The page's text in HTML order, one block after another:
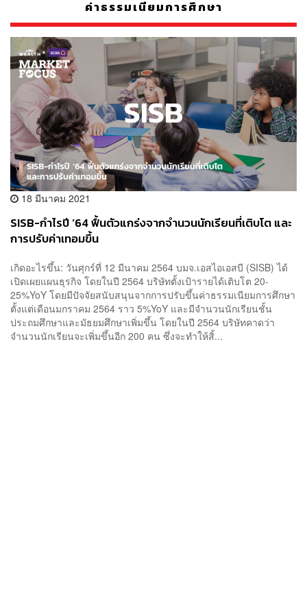
ค่าธรรมเนียมการศึกษา
18 มีนาคม 2021
SISB-กำไรปี ‘64 ฟื้นตัวแกร่งจากจำนวนนักเรียนที่เติบโต และ
การปรับค่าเทอมขึ้น
เกิดอะไรขึ้น: วันศุกร์ที่ 12 มีนาคม 2564 บมจ.เอสไอเอสบี (SISB) ได้
เปิดเผยแผนธุรกิจ โดยในปี 2564 บริษัทตั้งเป้ารายได้เติบโต 20-
25%YoY โดยมีปัจจัยสนับสนุนจากการปรับขึ้นค่าธรรมเนียมการศึกษา
ตั้งแต่เดือนมกราคม 2564 ราว 5%YoY และมีจำนวนนักเรียนชั้น
ประถมศึกษาและมัธยมศึกษาเพิ่มขึ้น โดยในปี 2564 บริษัทคาดว่า
จำนวนนักเรียนจะเพิ่มขึ้นอีก 200 คน ซึ่งจะทำให้สิ้...